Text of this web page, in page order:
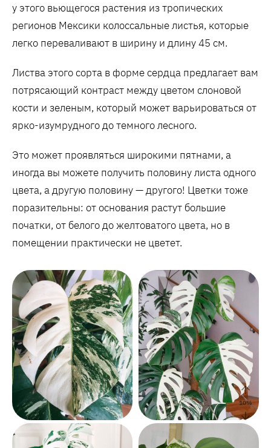
у этого вьющегося растения из тропических
регионов Мексики колоссальные листья, которые
легко переваливают в ширину и длину 45 см.
Листва этого сорта в форме сердца предлагает вам
потрясающий контраст между цветом слоновой
кости и зеленым, который может варьироваться от
ярко-изумрудного до темного лесного.
Это может проявляться широкими пятнами, а
иногда вы можете получить половину листа одного
цвета, а другую половину — другого! Цветки тоже
поразительны: от основания растут большие
початки, от белого до желтоватого цвета, но в
помещении практически не цветет.
10%